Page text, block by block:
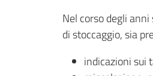
Nel corso degli
di stoccaggio, sia
indicazioni sui